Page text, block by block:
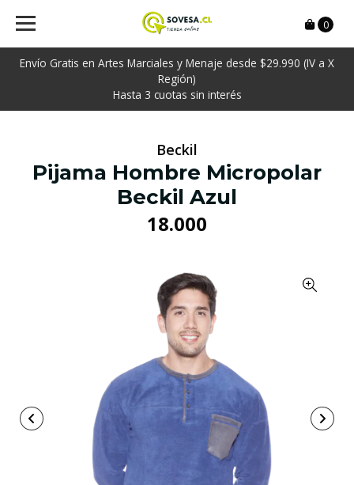
Envío Gratis en Artes Marciales y Menaje desde $29.990 (IV a X
Región)
Hasta 3 cuotas sin interés
0
Beckil
Pijama Hombre Micropolar
Beckil Azul
18.000